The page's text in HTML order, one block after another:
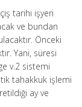
tarihi işyeri
ve bundan
Önceki
Yani, süresi
v.2 sistemi
tahakkuk işlemi
ay ve